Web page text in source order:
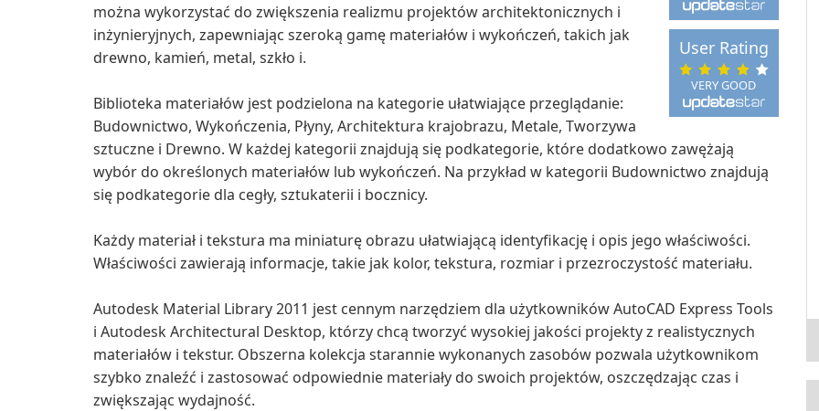
VERY GOOD
User Rating
można wykorzystać do zwiększenia realizmu projektów architektonicznych i
inżynieryjnych, zapewniając szeroką gamę materiałów i wykończeń, takich jak
drewno, kamień, metal, szkło i.
Biblioteka materiałów jest podzielona na kategorie ułatwiające przeglądanie:
Budownictwo, Wykończenia, Płyny, Architektura krajobrazu, Metale, Tworzywa
sztuczne i Drewno. W każdej kategorii znajdują się podkategorie, które dodatkowo zawężają
wybór do określonych materiałów lub wykończeń. Na przykład w kategorii Budownictwo znajdują
się podkategorie dla cegły, sztukaterii i bocznicy.
Każdy materiał i tekstura ma miniaturę obrazu ułatwiającą identyfikację i opis jego właściwości.
Właściwości zawierają informacje, takie jak kolor, tekstura, rozmiar i przezroczystość materiału.
Autodesk Material Library 2011 jest cennym narzędziem dla użytkowników AutoCAD Express Tools
i Autodesk Architectural Desktop, którzy chcą tworzyć wysokiej jakości projekty z realistycznych
materiałów i tekstur. Obszerna kolekcja starannie wykonanych zasobów pozwala użytkownikom
szybko znaleźć i zastosować odpowiednie materiały do swoich projektów, oszczędzając czas i
zwiększając wydajność.